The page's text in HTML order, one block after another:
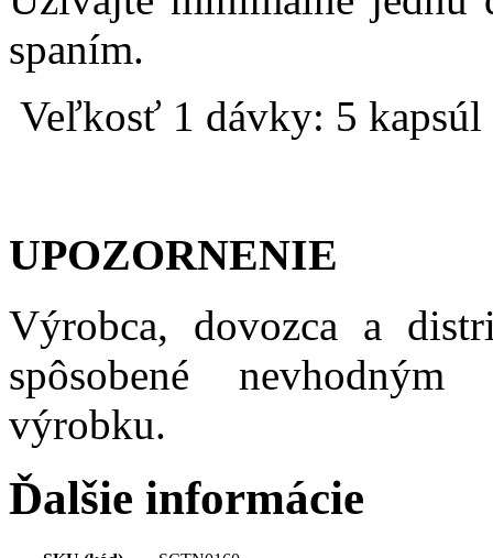
spaním.
Veľkosť 1 dávky: 5 kapsúl
UPOZORNENIE
Výrobca, dovozca a
spôsobené
výrobku.
Ďalšie informácie